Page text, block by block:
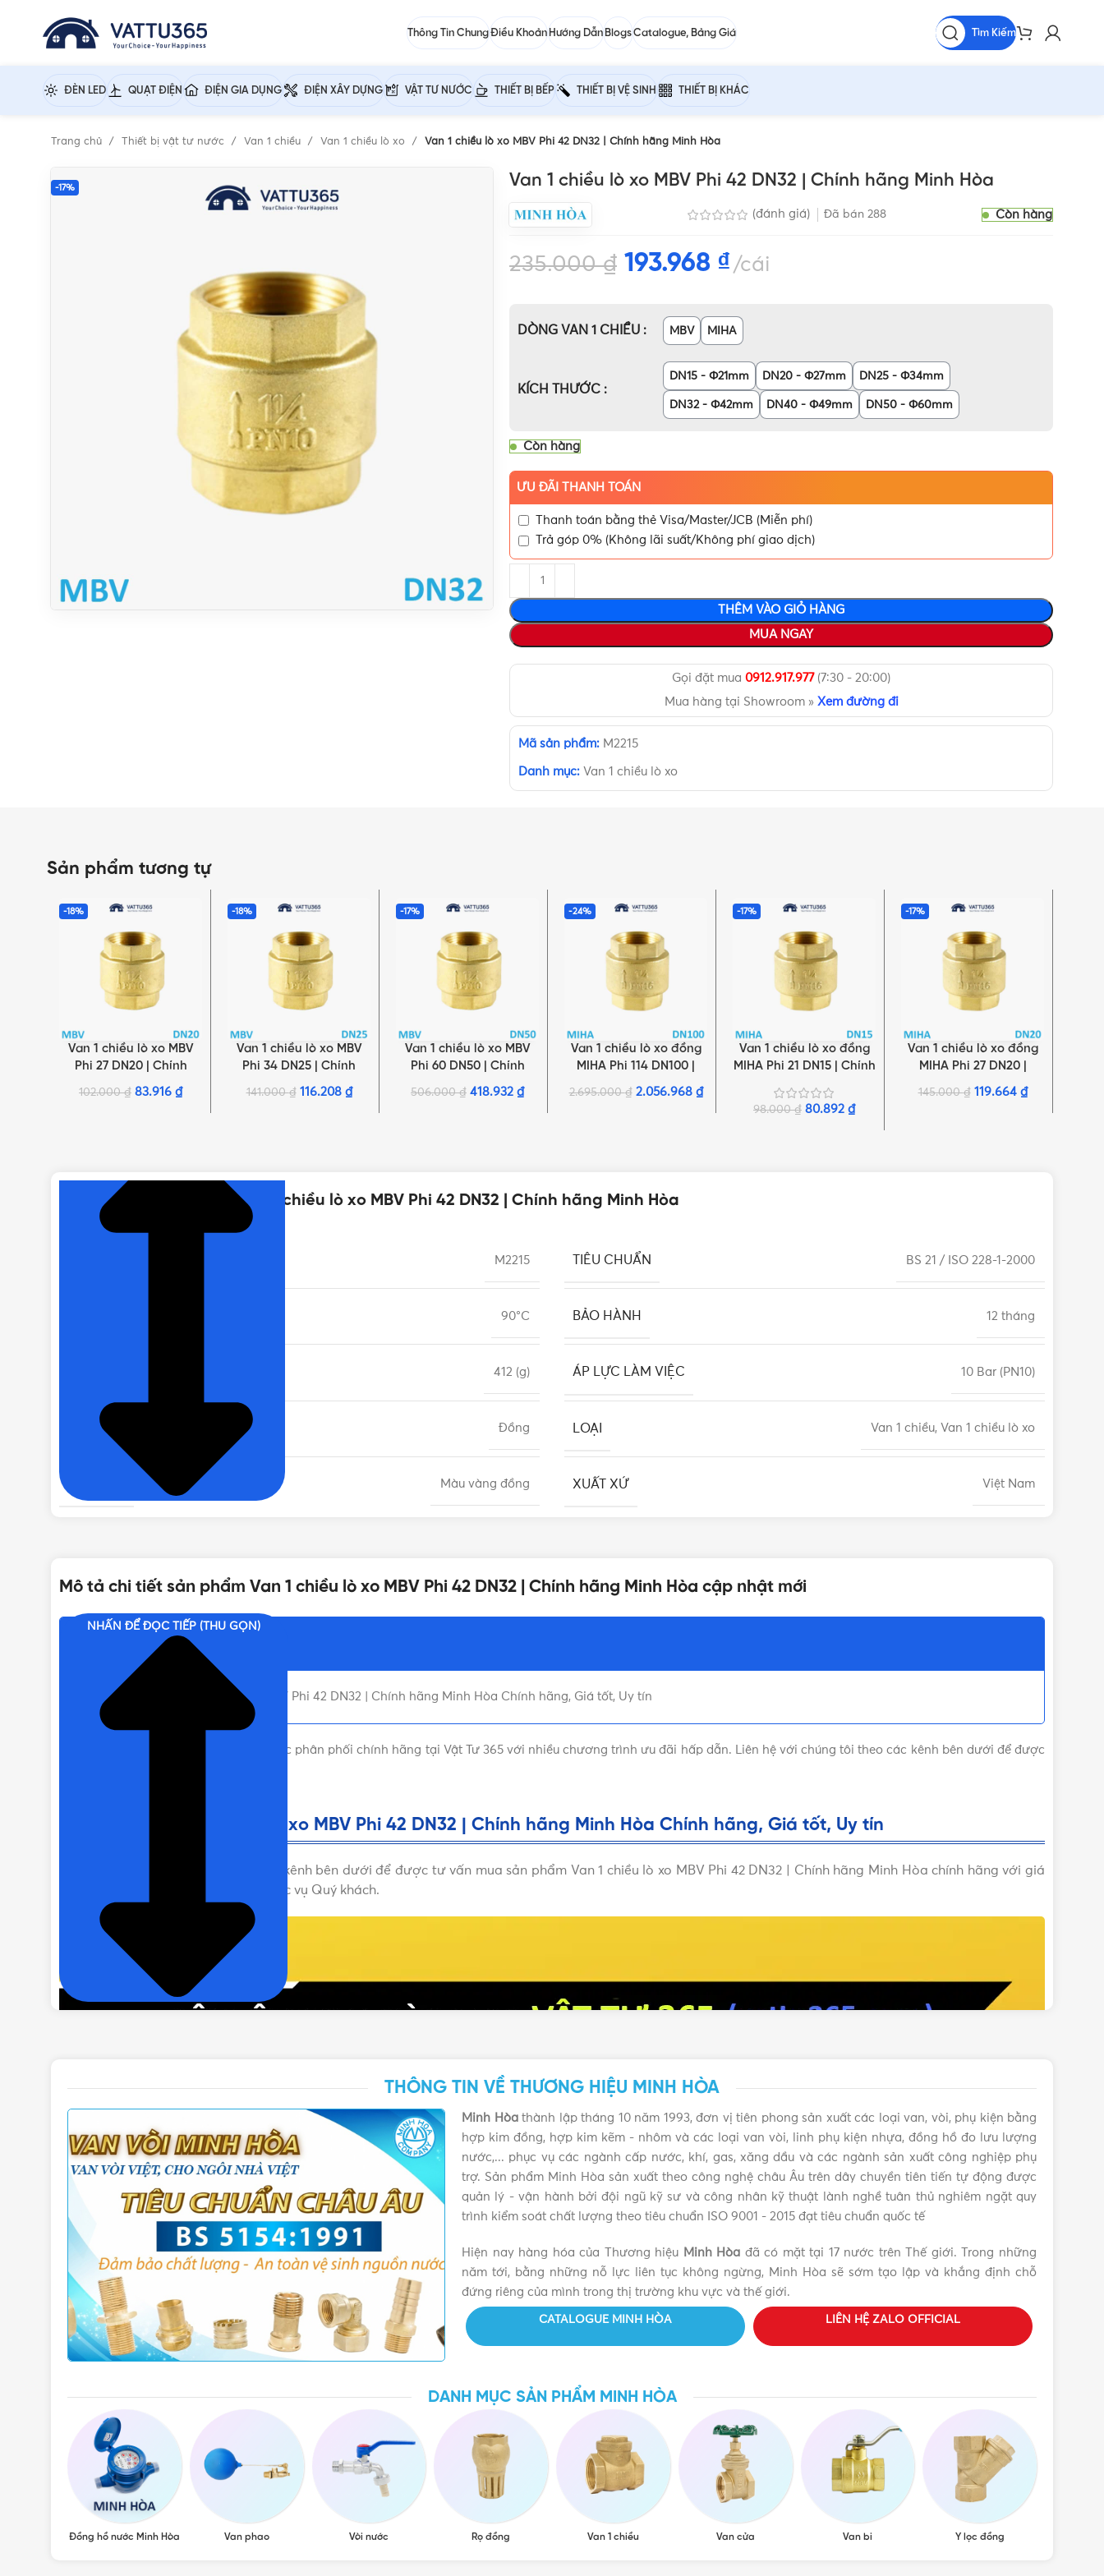
Thông Tin ChungĐiều Khoản Hướng Dẫn BlogsCatalogue, Bảng Giá Tìm Kiếm
ĐÈN LED QUẠT ĐIỆN ĐIỆN GIA DỤNG ĐIỆN XÂY DỰNG VẬT TƯ NƯỚC THIẾT BỊ BẾP THIẾT BỊ VỆ SINH THIẾT BỊ KHÁC
Trang chủ Thiết bị vật tư nước Van 1 chiều Van 1 chiều lò xo Van 1 chiều lò xo MBV Phi 42 DN32 | Chính hãng Minh Hòa
-17% Van 1 chiều lò xo MBV Phi 42 DN32 | Chính hãng Minh Hòa
(đánh giá) Đã bán 288 Còn hàng
235.000₫ 193.968 ₫ cái
DÒNG VAN 1 CHIỀU MBV MIHA
KÍCH THƯỚC
DN15 - Φ21mm DN20 - Φ27mm DN25 - Φ34mm
DN32 - Φ42mm DN40 - Φ49mm DN50 - Φ60mm
Còn hàng
ƯU ĐÃI THANH TOÁN
Thanh toán bằng thẻ Visa/Master/JCB (Miễn phí)
Trả góp 0% (Không lãi suất/Không phí giao dịch)
THÊM VÀO GIỎ HÀNG
MUA NGAY
Gọi đặt mua 0912.917.977(7:30 - 20:00)
Mua hàng tại Showroom » Xem đường đi
Mã sản phẩm: M2215
Danh mục: Van 1 chiều lò xo
Sản phẩm tương tự
-18%
THÊM VÀO GIỎ HÀNG
Van 1 chiều lò xo MBV
Phi 27 DN20 | Chính
hãng Minh Hòa
102.000₫ 83.916 ₫
-18%
THÊM VÀO GIỎ HÀNG
Van 1 chiều lò xo MBV
Phi 34 DN25 | Chính
hãng Minh Hòa
141.000₫ 116.208 ₫
-17%
THÊM VÀO GIỎ HÀNG
Van 1 chiều lò xo MBV
Phi 60 DN50 | Chính
hãng Minh Hòa
506.000₫ 418.932 ₫
-24%
THÊM VÀO GIỎ HÀNG
Van 1 chiều lò xo đồng
MIHA Phi 114 DN100 |
Chính hãng Minh Hòa
2.695.000₫ 2.056.968 ₫
-17%
THÊM VÀO GIỎ HÀNG
Van 1 chiều lò xo đồng
MIHA Phi 21 DN15 | Chính
98.000₫ 80.892 ₫
-17%
THÊM VÀO GIỎ HÀNG
Van 1 chiều lò xo đồng
MIHA Phi 27 DN20 |
Chính hãng Minh Hòa
145.000₫ 119.664 ₫
Thông số kỹ thuật của Van 1 chiều lò xo MBV Phi 42 DN32 | Chính hãng Minh Hòa
M2215 TIÊU CHUẨN BS 21 / ISO 228-1-2000
90°C BẢO HÀNH 12 tháng
412 (g) ÁP LỰC LÀM VIỆC 10 Bar (PN10)
CHẤT LIỆU THÂN Đồng LOẠI Van 1 chiều, Van 1 chiều lò xo
Màu vàng đồng XUẤT XỨ Việt Nam
KÍCH THƯỚC DN32 - Φ42mm
Mô tả chi tiết sản phẩm Van 1 chiều lò xo MBV Phi 42 DN32 | Chính hãng Minh Hòa cập nhật mới
Nội dung chính
Liên hệ mua Van 1 chiều lò xo MBV Phi 42 DN32 | Chính hãng Minh Hòa Chính hãng, Giá tốt, Uy tín
Van 1 chiều lò xo MBV Phi 42 DN32 được phân phối chính hãng tại Vật Tư 365 với nhiều chương trình ưu đãi hấp dẫn. Liên hệ với chúng tôi theo các kênh bên dưới để được
Liên hệ mua Van 1 chiều lò xo MBV Phi 42 DN32 | Chính hãng Minh Hòa Chính hãng, Giá tốt, Uy tín
Vui lòng liên hệ Vật Tư 365 theo các kênh bên dưới để được tư vấn mua sản phẩm Van 1 chiều lò xo MBV Phi 42 DN32 | Chính hãng Minh Hòa chính hãng với giá
tốt nhất nhé! Rất hân hạnh được phục vụ Quý khách.
NHẤN ĐỂ ĐỌC TIẾP (THU GỌN)
THÔNG TIN VỀ THƯƠNG HIỆU MINH HÒA
Minh Hòathành lập tháng 10 năm 1993, đơn vị tiên phong sản xuất các loại van, vòi, phụ kiện bằng
hợp kim đồng, hợp kim kẽm - nhôm và các loại van vòi, linh phụ kiện nhựa, đồng hồ đo lưu lượng
nước,... phục vụ các ngành cấp nước, khí, gas, xăng dầu và các ngành sản xuất công nghiệp phụ
trợ. Sản phẩm Minh Hòa sản xuất theo công nghệ châu Âu trên dây chuyền tiên tiến tự động được
quản lý - vận hành bởi đội ngũ kỹ sư và công nhân kỹ thuật lành nghề tuân thủ nghiêm ngặt quy
trình kiểm soát chất lượng theo tiêu chuẩn ISO 9001 - 2015 đạt tiêu chuẩn quốc tế
Hiện nay hàng hóa của Thương hiệu Minh Hòa đã có mặt tại 17 nước trên Thế giới. Trong những
năm tới, bằng những nỗ lực liên tục không ngừng, Minh Hòa sẽ sớm tạo lập và khắng định chỗ
đứng riêng của mình trong thị trường khu vực và thế giới.
CATALOGUE MINH HÒA LIÊN HỆ ZALO OFFICIAL
DANH MỤC SẢN PHẨM MINH HÒA
Đồng hồ nước Minh Hòa Van phao Vòi nước Rọ đồng Van 1 chiều Van cửa Van bi Y lọc đồng